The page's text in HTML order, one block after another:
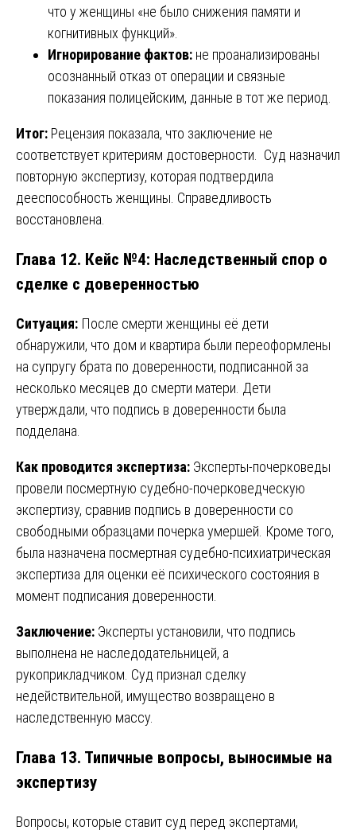
что у женщины «не было снижения памяти и
когнитивных функций».
Игнорирование фактов: не проанализированы
осознанный отказ от операции и связные
показания полицейским, данные в тот же период.
Итог: Рецензия показала, что заключение не
соответствует критериям достоверности. Суд назначил
повторную экспертизу, которая подтвердила
дееспособность женщины. Справедливость
восстановлена.
Глава 12. Кейс №4: Наследственный спор о
сделке с доверенностью
Ситуация: После смерти женщины её дети
обнаружили, что дом и квартира были переоформлены
на супругу брата по доверенности, подписанной за
несколько месяцев до смерти матери. Дети
утверждали, что подпись в доверенности была
подделана.
Как проводится экспертиза: Эксперты-почерковеды
провели посмертную судебно-почерковедческую
экспертизу, сравнив подпись в доверенности со
свободными образцами почерка умершей. Кроме того,
была назначена посмертная судебно-психиатрическая
экспертиза для оценки её психического состояния в
момент подписания доверенности.
Заключение: Эксперты установили, что подпись
выполнена не наследодательницей, а
рукоприкладчиком. Суд признал сделку
недействительной, имущество возвращено в
наследственную массу.
Глава 13. Типичные вопросы, выносимые на
экспертизу
Вопросы, которые ставит суд перед экспертами,